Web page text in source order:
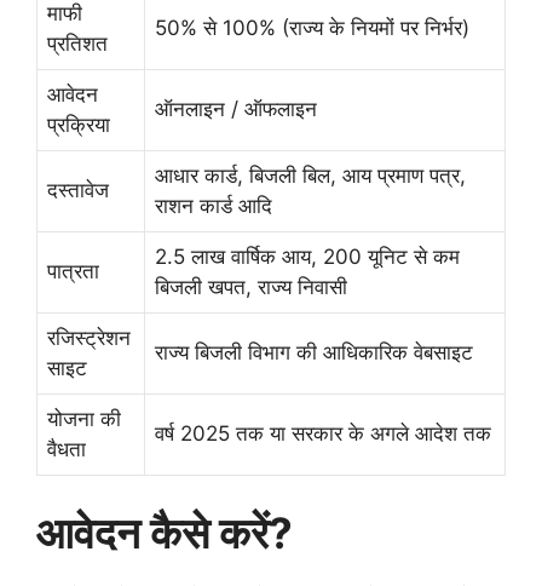
माफी
प्रतिशत
50% से 100% (राज्य के नियमों पर निर्भर)
आवेदन
प्रक्रिया
ऑनलाइन / ऑफलाइन
दस्तावेज
आधार कार्ड, बिजली बिल, आय प्रमाण पत्र,
राशन कार्ड आदि
पात्रता
2.5 लाख वार्षिक आय, 200 यूनिट से कम
बिजली खपत, राज्य निवासी
रजिस्ट्रेशन
साइट
राज्य बिजली विभाग की आधिकारिक वेबसाइट
योजना की
वैधता
वर्ष 2025 तक या सरकार के अगले आदेश तक
आवेदन कैसे करें?